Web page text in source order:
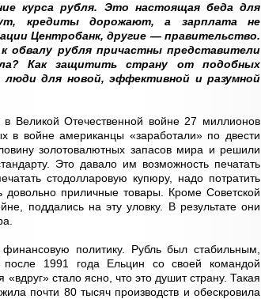
курса рубля. Это настоящая беда для
кредиты дорожают, а зарплата не
Центробанк, другие — правительство.
обвалу рубля причастны представители
Как защитить страну от подобных
для новой, эффективной и разумной
Отечественной войне 27 миллионов
войне американцы «заработали» по двести
золотовалютных запасов мира и решили
Это давало им возможность печатать
стодолларовую купюру, надо потратить
приличные товары. Кроме Советской
поддались на эту уловку. В результате они
политику. Рубль был стабильным,
1991 года Ельцин со своей командой
стало ясно, что это душит страну. Такая
почти 80 тысяч производств и обескровила